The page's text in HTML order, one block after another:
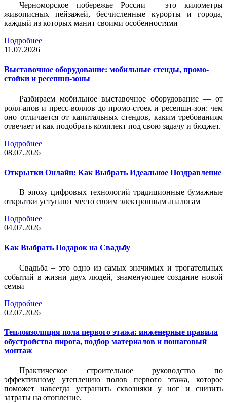
Черноморское побережье России – это километры
живописных пейзажей, бесчисленные курорты и города,
каждый из которых манит своими особенностями
Подробнее
11.07.2026
Выставочное оборудование: мобильные стенды, промо-
стойки и ресепшн-зоны
Разбираем мобильное выставочное оборудование — от
ролл-апов и пресс-воллов до промо-стоек и ресепшн-зон: чем
оно отличается от капитальных стендов, каким требованиям
отвечает и как подобрать комплект под свою задачу и бюджет.
Подробнее
08.07.2026
Открытки Онлайн: Как Выбрать Идеальное Поздравление
В эпоху цифровых технологий традиционные бумажные
открытки уступают место своим электронным аналогам
Подробнее
04.07.2026
Как Выбрать Подарок на Свадьбу
Свадьба – это одно из самых значимых и трогательных
событий в жизни двух людей, знаменующее создание новой
семьи
Подробнее
02.07.2026
Теплоизоляция пола первого этажа: инженерные правила
обустройства пирога, подбор материалов и пошаговый
монтаж
Практическое строительное руководство по
эффективному утеплению полов первого этажа, которое
поможет навсегда устранить сквозняки у ног и снизить
затраты на отопление.